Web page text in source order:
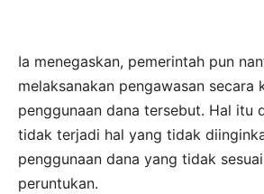
Ia menegaskan, pemerintah pun
melaksanakan pengawasan secara
penggunaan dana tersebut. Hal itu
tidak terjadi hal yang tidak
penggunaan dana yang tidak
peruntukan.